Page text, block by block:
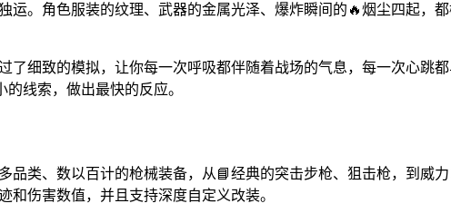
。角色服装的纹理、武器的金属光泽、爆炸瞬间的🔥烟尘四起，
细致的模拟，让你每一次呼吸都伴随着战场的气息，每一次心跳
线索，做出最快的反应。
类、数以百计的枪械装备，从📘经典的突击步枪、狙击枪，到威
伤害数值，并且支持深度自定义改装。